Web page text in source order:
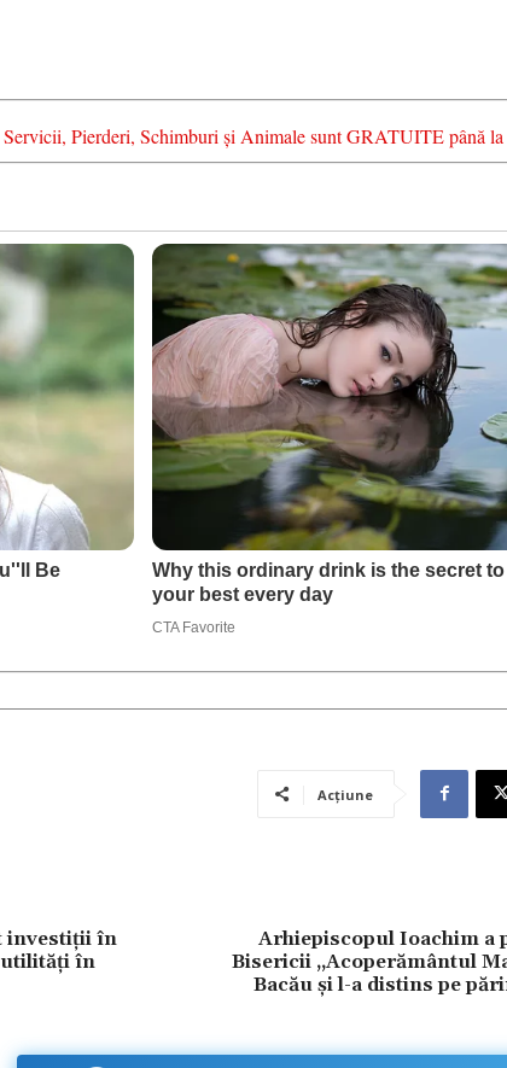
Pierderi, Schimburi și Animale sunt GRATUITE până la
Acțiune
investiții în
utilități în
Arhiepiscopul Ioachim a
Bisericii „Acoperământul
Bacău și l-a distins pe